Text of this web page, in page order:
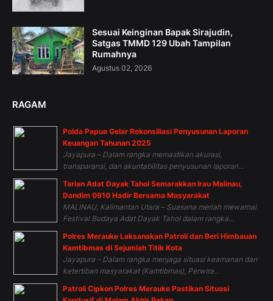
Sesuai Keinginan Bapak Sirajudin,
Satgas TMMD 129 Ubah Tampilan
Rumahnya
Agustus 02, 2026
RAGAM
Polda Papua Gelar Rekonsiliasi Penyusunan Laporan
Keuangan Tahunan 2025
Jayapura – Dalam rangka memastikan akurasi,
transparansi, dan akuntabilitas penyusunan laporan...
Tarian Adat Dayak Tahol Semarakkan Irau Malinau,
Dandim 0910 Hadir Bersama Masyarakat
MALINAU, Kalimantan Utara – Suasana meriah mewarnai
Festival Budaya Adat Dayak Tahol dalam rangka...
Polres Merauke Laksanakan Patroli dan Beri Himbauan
Kamtibmas di Sejumlah Titik Kota
Jayapura – Dalam rangka menjaga situasi keamanan dan
ketertiban masyarakat (Kamtibmas), Perwira...
Patroli Cipkon Polres Merauke Pastikan Situasi